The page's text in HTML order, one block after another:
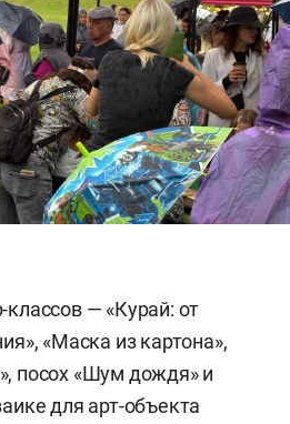
— «Курай: от
«Маска из картона»,
посох «Шум дождя» и
для арт-объекта